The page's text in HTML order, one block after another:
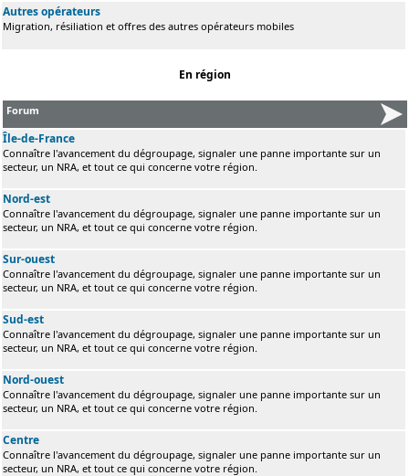
Autres opérateurs
Migration, résiliation et offres des autres opérateurs mobiles
En région
Forum
Île-de-France
Connaître l'avancement du dégroupage, signaler une panne importante sur un
secteur, un NRA, et tout ce qui concerne votre région.
Nord-est
Connaître l'avancement du dégroupage, signaler une panne importante sur un
secteur, un NRA, et tout ce qui concerne votre région.
Sur-ouest
Connaître l'avancement du dégroupage, signaler une panne importante sur un
secteur, un NRA, et tout ce qui concerne votre région.
Sud-est
Connaître l'avancement du dégroupage, signaler une panne importante sur un
secteur, un NRA, et tout ce qui concerne votre région.
Nord-ouest
Connaître l'avancement du dégroupage, signaler une panne importante sur un
secteur, un NRA, et tout ce qui concerne votre région.
Centre
Connaître l'avancement du dégroupage, signaler une panne importante sur un
secteur, un NRA, et tout ce qui concerne votre région.